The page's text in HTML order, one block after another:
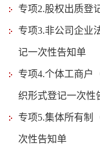
专项2.股权出质登
专项3.非公司企业
记一次性告知单
专项4.个体工商户
织形式登记一次性
专项5.集体所有制
次性告知单